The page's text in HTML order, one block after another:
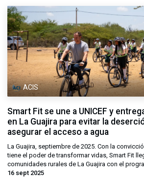
ACIS
Smart Fit se une a UNICEF y
en La Guajira para evitar la
asegurar el acceso a agua
La Guajira, septiembre de 2025. Con la
tiene el poder de transformar vidas, Smart Fit
comunidades rurales de La Guajira con el
16 sept 2025